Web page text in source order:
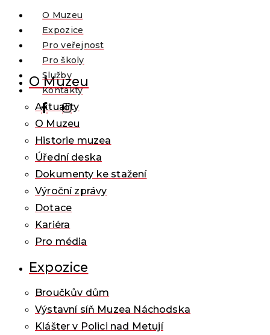
O Muzeu
Expozice
Pro veřejnost
Pro školy
Služby
Kontakty
O Muzeu
Aktuality
O Muzeu
Historie muzea
Úřední deska
Dokumenty ke stažení
Výroční zprávy
Dotace
Kariéra
Pro média
Expozice
Broučkův dům
Výstavní síň Muzea Náchodska
Klášter v Polici nad Metují